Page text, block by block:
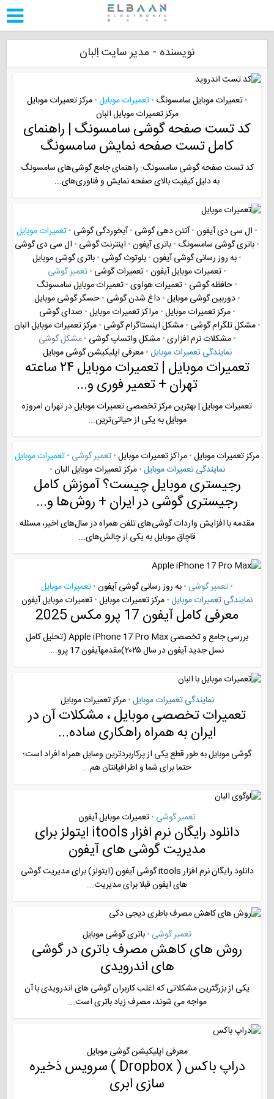
نویسنده - مدیر سایت اِلبان
مرکز تعمیرات موبایل • تعمیرات موبایل • تعمیرات موبایل سامسونگ •
مرکز تعمیرات موبایل البان
کد تست صفحه گوشی سامسونگ | راهنمای
کامل تست صفحه نمایش سامسونگ
کد تست صفحه گوشی سامسونگ: راهنمای جامع گوشی‌های سامسونگ
به دلیل کیفیت بالای صفحه نمایش و فناوری‌های...
تعمیرات موبایل • آبخوردگی گوشی • آنتن دهی گوشی • ال سی دی آیفون •
ال سی دی گوشی • اینترنت گوشی • باتری آیفون • باتری گوشی سامسونگ •
باتری گوشی موبایل • بلوتوث گوشی • به روز رسانی گوشی آیفون •
تعمیر گوشی • تعمیرات گوشی • تعمیرات موبایل آیفون •
تعمیرات موبایل سامسونگ • تعمیرات هواوی • حافظه گوشی •
حسگر گوشی موبایل • داغ شدن گوشی • دوربین گوشی موبایل •
صدای گوشی • مراکز تعمیرات موبایل • مرکز تعمیرات موبایل •
مرکز تعمیرات موبایل البان • مشکل اینستاگرام گوشی • مشکل تلگرام گوشی •
مشکل گوشی • مشکل واتساپ گوشی • مشکلات نرم افزاری •
معرفی اپلیکیشن گوشی موبایل • نمایندگی تعمیرات موبایل
تعمیرات موبایل | تعمیرات موبایل ۲۴ ساعته
تهران + تعمیر فوری و...
تعمیرات موبایل | بهترین مرکز تخصصی تعمیرات موبایل در تهران امروزه
موبایل به یکی از حیاتی‌ترین...
تعمیرات موبایل • تعمیر گوشی • مراکز تعمیرات موبایل • مرکز تعمیرات موبایل
• مرکز تعمیرات موبایل البان • نمایندگی تعمیرات موبایل
رجیستری موبایل چیست؟ آموزش کامل
رجیستری گوشی در ایران + روش‌ها و...
مقدمه با افزایش واردات گوشی‌های تلفن همراه در سال‌های اخیر، مسئله
قاچاق موبایل به یکی از چالش‌های...
تعمیرات موبایل • به روز رسانی گوشی آیفون • تعمیر گوشی •
تعمیرات موبایل آیفون • مرکز تعمیرات موبایل • نمایندگی تعمیرات موبایل
معرفی کامل آیفون 17 پرو مکس 2025
بررسی جامع و تخصصی Apple iPhone 17 Pro Max (تحلیل کامل
نسل جدید آیفون در سال ۲۰۲۵)مقدمهآیفون 17 پرو...
مرکز تعمیرات موبایل • نمایندگی تعمیرات موبایل
تعمیرات تخصصی موبایل ، مشکلات آن در
ایران به همراه راهکاری ساده...
گوشی موبایل به طور قطع یکی از پرکاربردترین وسایل همراه افراد است؛
حتما برای شما و اطرافیانتان هم...
تعمیرات موبایل آیفون • تعمیر گوشی
دانلود رایگان نرم افزار itools ایتولز برای
مدیریت گوشی های آیفون
دانلود رایگان نرم افزار itools گوشی آیفون (ایتولز) برای مدیریت گوشی
های ایفون قبلا برای مدیریت...
باتری گوشی موبایل • تعمیر گوشی
روش های کاهش مصرف باتری در گوشی
های اندرویدی
یکی از بزرگترین مشکلاتی که اغلب کاربران گوشی های اندرویدی با آن
مواجه می شوند، مصرف زیاد باتری است...
معرفی اپلیکیشن گوشی موبایل
دراپ باکس ( Dropbox ) سرویس ذخیره
سازی ابری